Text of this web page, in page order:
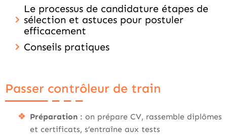
Le processus de candidature étapes de
sélection et astuces pour postuler
efficacement
Conseils pratiques
Passer contrôleur de train
Préparation : on prépare CV, rassemble diplômes
et certificats, s’entraîne aux tests